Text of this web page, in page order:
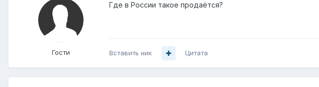
Гости
Где в России такое продаётся?
Вставить ник Цитата